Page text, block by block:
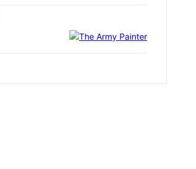
The Army Painter Wargame